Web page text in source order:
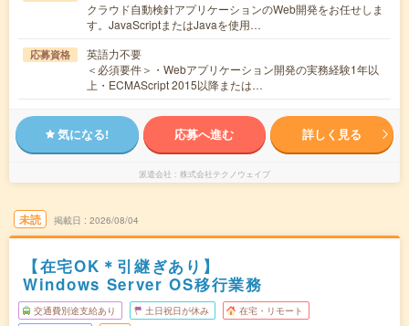
クラウド自動検針アプリケーションのWeb開発をお任せしま
す。JavaScriptまたはJavaを使用…
応募資格
英語力不要
＜必須要件＞・Webアプリケーション開発の実務経験1年以
上・ECMAScript 2015以降または…
気になる! 応募へ進む 詳しく見る
派遣会社 株式会社テクノウェイブ
未読 掲載日 2026/08/04
【在宅OK＊引継ぎあり】
Windows Server OS移行業務
交通費別途支給あり 土日祝日が休み 在宅・リモート